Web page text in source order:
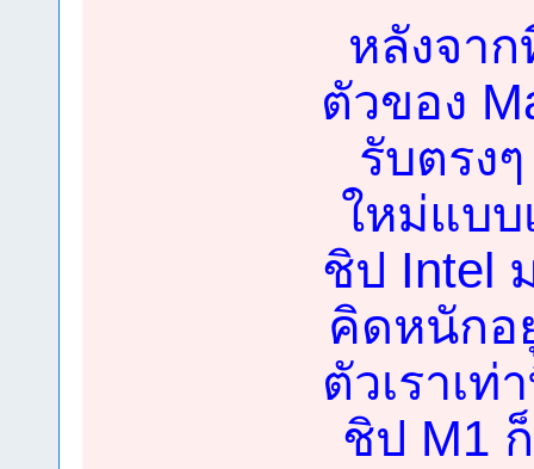
หลังจา
ตัวของ
รับตรง
ใหม่แบบ
ชิป Intel
คิดหนักอ
ตัวเราเท่
ชิป M1